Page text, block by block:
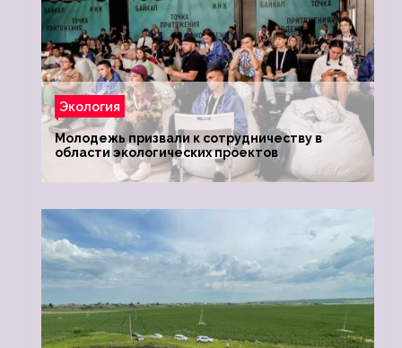
Экология
Молодежь призвали к сотрудничеству в
области экологических проектов